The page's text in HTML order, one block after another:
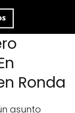
Ronda
asunto